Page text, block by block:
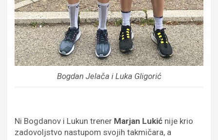
Bogdan Jelača i Luka Gligorić
Ni Bogdanov i Lukun trener Marjan Lukić nije krio
zadovoljstvo nastupom svojih takmičara, a